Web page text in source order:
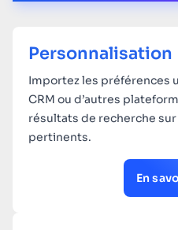
Personnalisation
Importez les préférences
CRM ou d’autres
résultats de recherche
pertinents.
En